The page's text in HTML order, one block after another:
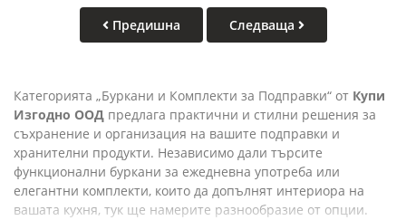
Предишна Следваща
Категорията „Буркани и Комплекти за Подправки“ от Купи
Изгодно ООД предлага практични и стилни решения за
съхранение и организация на вашите подправки и
хранителни продукти. Независимо дали търсите
функционални буркани за ежедневна употреба или
елегантни комплекти, които да допълнят интериора на
вашата кухня, тук ще намерите разнообразие от опции.